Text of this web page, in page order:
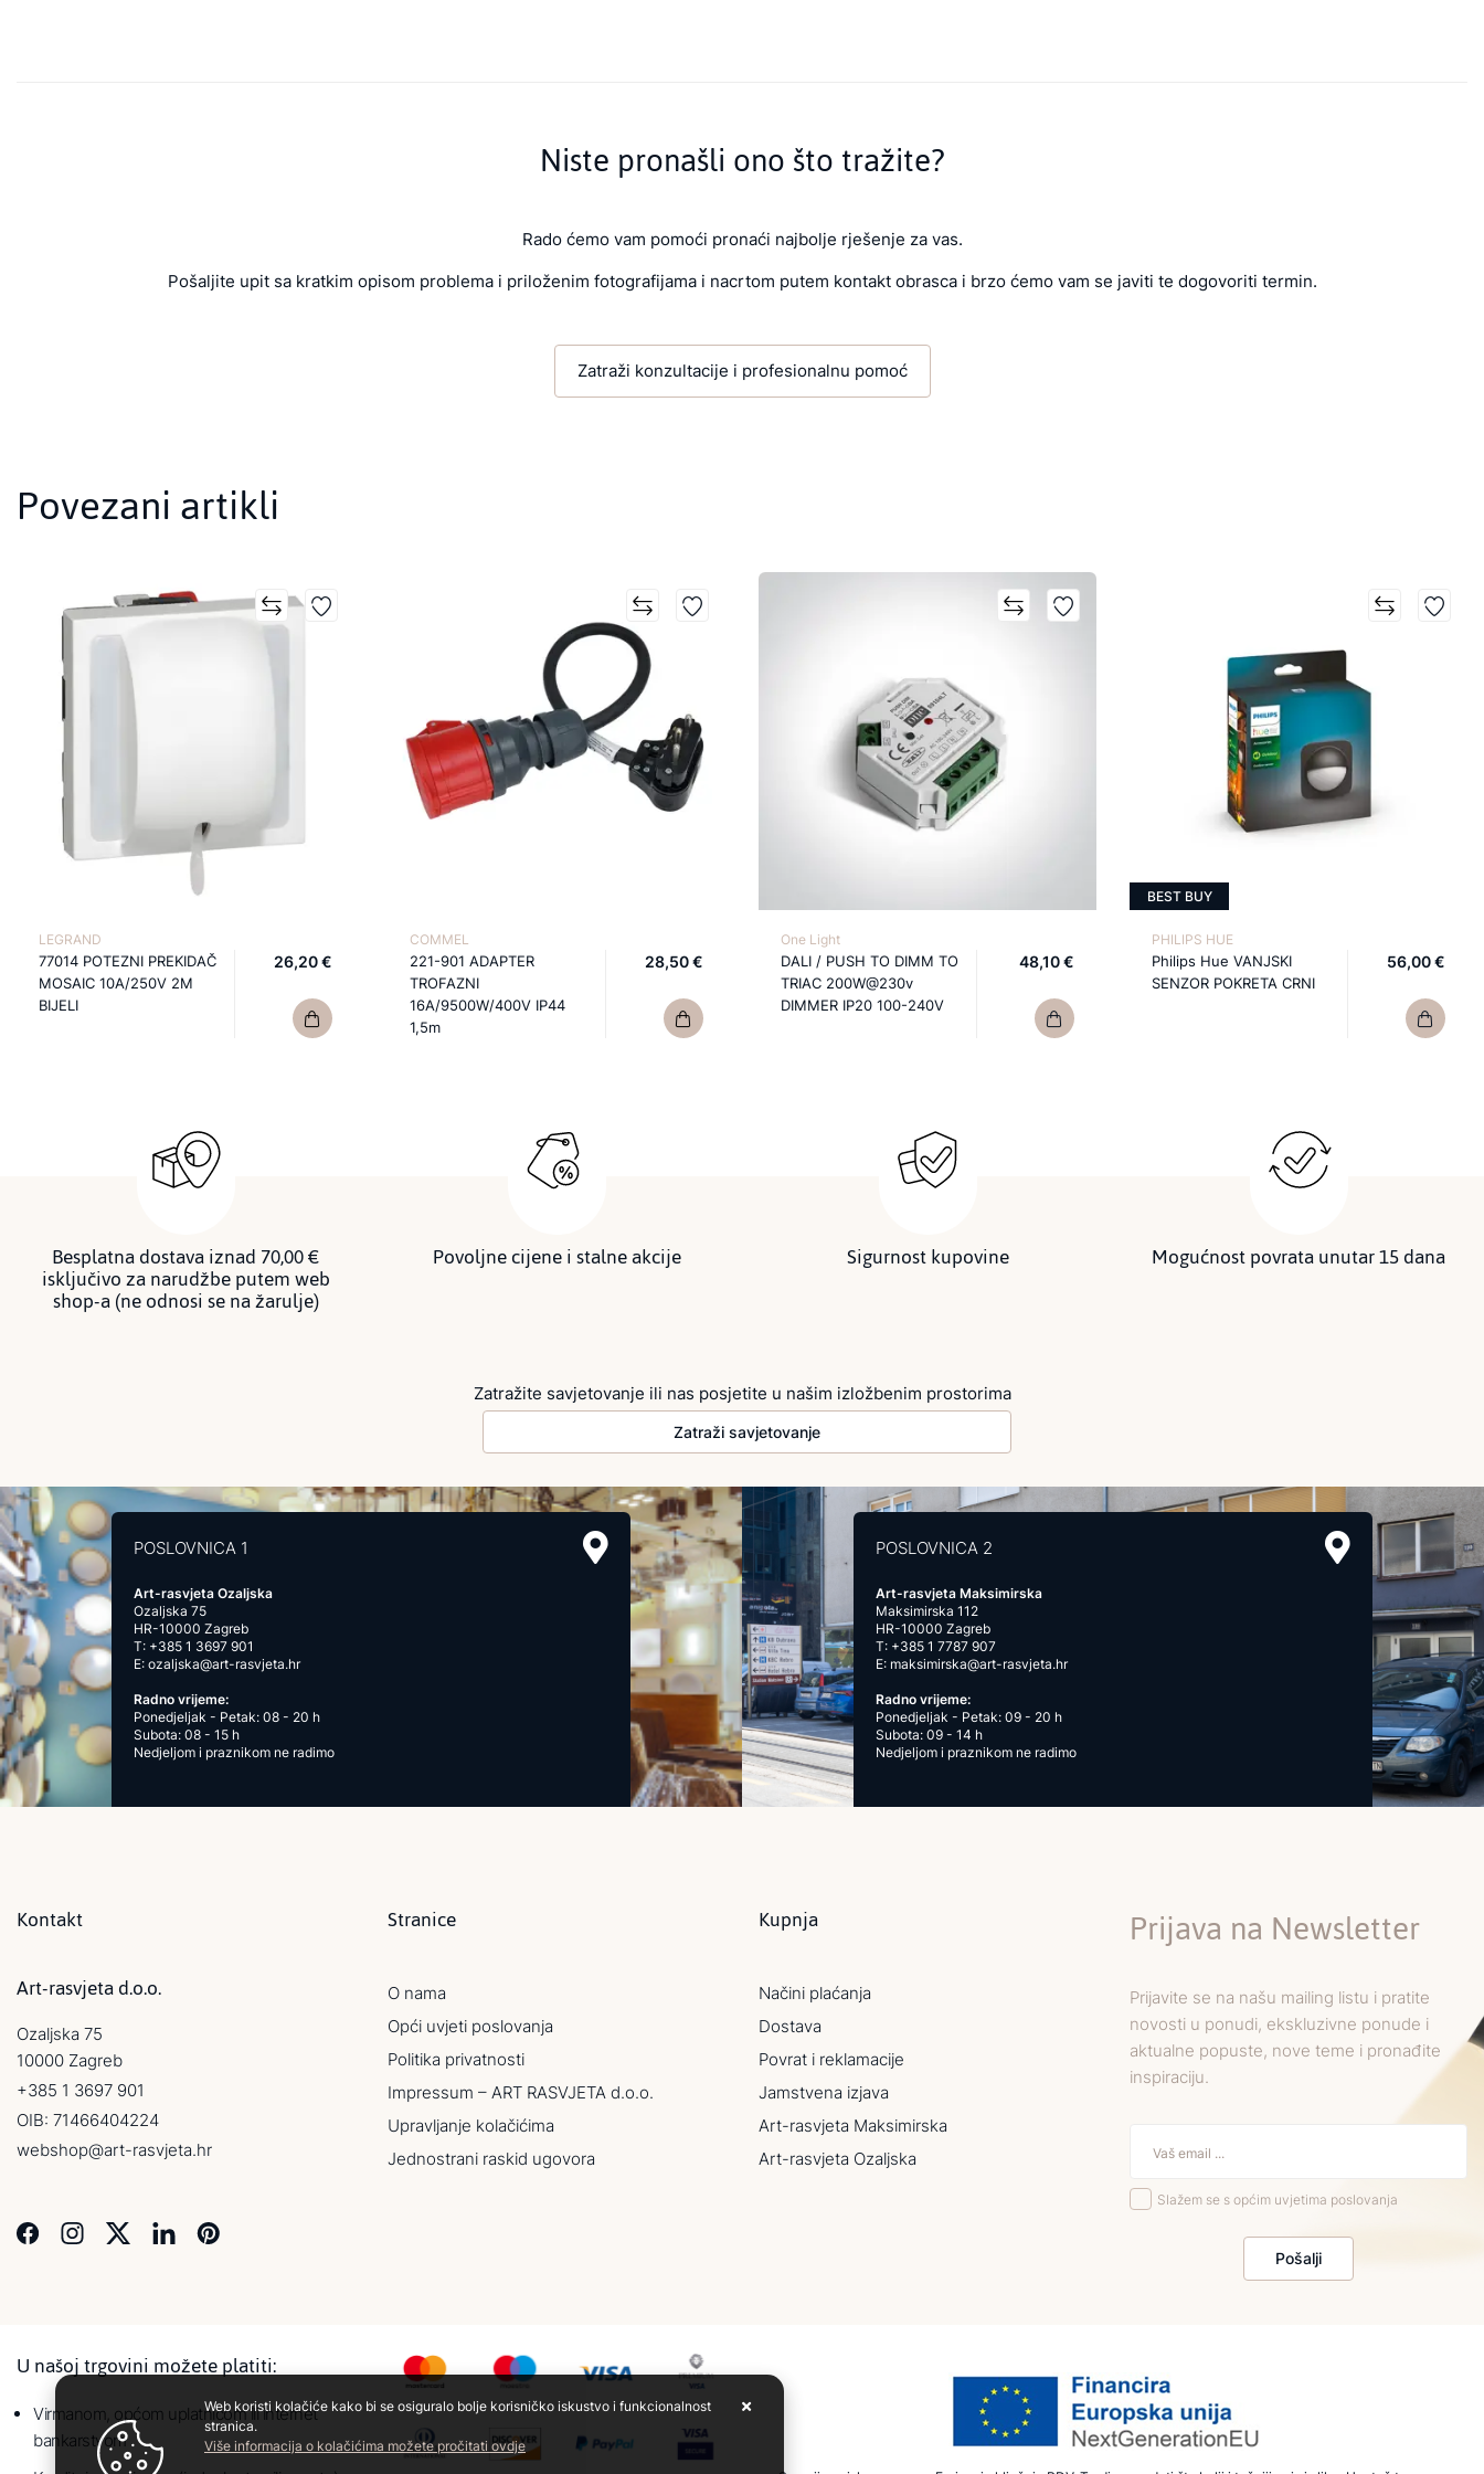
Niste pronašli ono što tražite?
Rado ćemo vam pomoći pronaći najbolje rješenje za vas.
Pošaljite upit sa kratkim opisom problema i priloženim fotografijama i nacrtom putem kontakt obrasca i brzo ćemo vam se javiti te dogovoriti termin.
Zatraži konzultacije i profesionalnu pomoć
Povezani artikli
LEGRAND
77014 POTEZNI PREKIDAČ
MOSAIC 10A/250V 2M
BIJELI
26,20 €
COMMEL
221-901 ADAPTER
TROFAZNI
16A/9500W/400V IP44
1,5m
28,50 €
One Light
DALI / PUSH TO DIMM TO
TRIAC 200W@230v
DIMMER IP20 100-240V
48,10 €
BEST BUY
PHILIPS HUE
Philips Hue VANJSKI
SENZOR POKRETA CRNI
56,00 €
Besplatna dostava iznad 70,00 €
isključivo za narudžbe putem web
shop-a (ne odnosi se na žarulje)
Povoljne cijene i stalne akcije Sigurnost kupovine Mogućnost povrata unutar 15 dana
Zatražite savjetovanje ili nas posjetite u našim izložbenim prostorima
Zatraži savjetovanje
POSLOVNICA 1
Art-rasvjeta Ozaljska
Ozaljska 75
HR-10000 Zagreb
T: +385 1 3697 901
E: ozaljska@art-rasvjeta.hr
Radno vrijeme:
Ponedjeljak - Petak: 08 - 20 h
Subota: 08 - 15 h
Nedjeljom i praznikom ne radimo
POSLOVNICA 2
Art-rasvjeta Maksimirska
Maksimirska 112
HR-10000 Zagreb
T: +385 1 7787 907
E: maksimirska@art-rasvjeta.hr
Radno vrijeme:
Ponedjeljak - Petak: 09 - 20 h
Subota: 09 - 14 h
Nedjeljom i praznikom ne radimo
Kontakt
Art-rasvjeta d.o.o.
Ozaljska 75
10000 Zagreb
+385 1 3697 901
OIB: 71466404224
webshop@art-rasvjeta.hr
Stranice
O nama
Opći uvjeti poslovanja
Politika privatnosti
Impressum – ART RASVJETA d.o.o.
Upravljanje kolačićima
Jednostrani raskid ugovora
Kupnja
Načini plaćanja
Dostava
Povrat i reklamacije
Jamstvena izjava
Art-rasvjeta Maksimirska
Art-rasvjeta Ozaljska
Prijava na Newsletter
Prijavite se na našu mailing listu i pratite
novosti u ponudi, ekskluzivne ponude i
aktualne popuste, nove teme i pronađite
inspiraciju.
Slažem se s općim uvjetima poslovanja
Pošalji
U našoj trgovini možete platiti:
Virmanom, općom uplatnicom ili internet
bankarstvom
Web koristi kolačiće kako bi se osiguralo bolje korisničko iskustvo i funkcionalnost
stranica.
Više informacija o kolačićima možete pročitati ovdje